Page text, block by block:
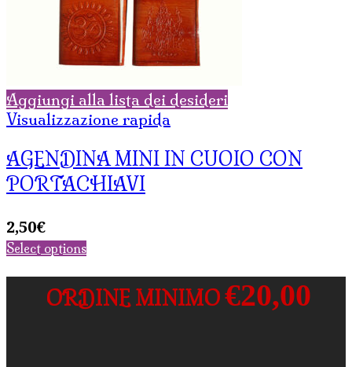
Aggiungi alla lista dei desideri
Visualizzazione rapida
AGENDINA MINI IN CUOIO CON
PORTACHIAVI
2,50€
Select options
ORDINE MINIMO€20,00